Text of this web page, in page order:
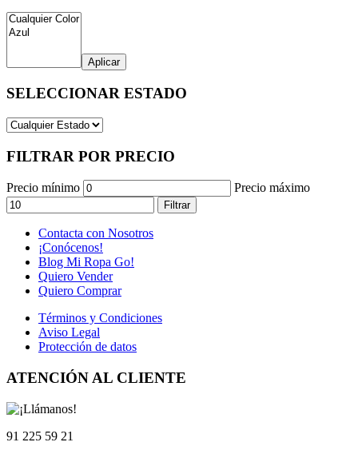
Aplicar
SELECCIONAR ESTADO
FILTRAR POR PRECIO
Precio mínimo Precio máximo
Filtrar
Contacta con Nosotros
¡Conócenos!
Blog Mi Ropa Go!
Quiero Vender
Quiero Comprar
Términos y Condiciones
Aviso Legal
Protección de datos
ATENCIÓN AL CLIENTE
91 225 59 21